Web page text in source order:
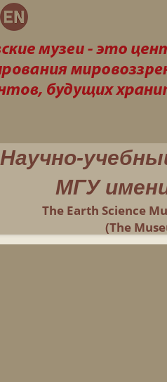
Научно-
МГУ
The Earth Science
(The